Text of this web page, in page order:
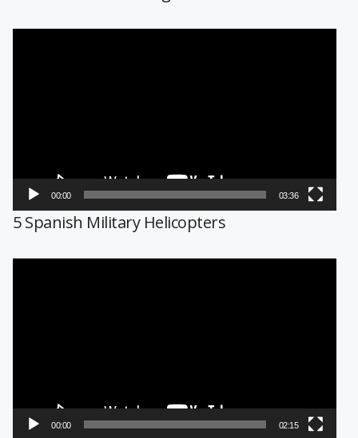
00:00 03:36
5 Spanish Military Helicopters
00:00 02:15